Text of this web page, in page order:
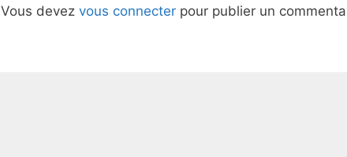
Vous devez vous connecter pour publier un